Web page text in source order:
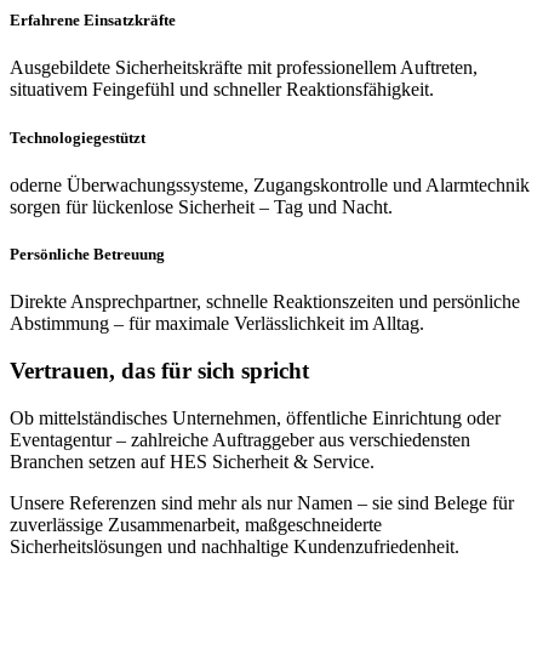
Erfahrene Einsatzkräfte
Ausgebildete Sicherheitskräfte mit professionellem Auftreten,
situativem Feingefühl und schneller Reaktionsfähigkeit.
Technologiegestützt
oderne Überwachungssysteme, Zugangskontrolle und Alarmtechnik
sorgen für lückenlose Sicherheit – Tag und Nacht.
Persönliche Betreuung
Direkte Ansprechpartner, schnelle Reaktionszeiten und persönliche
Abstimmung – für maximale Verlässlichkeit im Alltag.
Vertrauen, das für sich spricht
Ob mittelständisches Unternehmen, öffentliche Einrichtung oder
Eventagentur – zahlreiche Auftraggeber aus verschiedensten
Branchen setzen auf HES Sicherheit & Service.
Unsere Referenzen sind mehr als nur Namen – sie sind Belege für
zuverlässige Zusammenarbeit, maßgeschneiderte
Sicherheitslösungen und nachhaltige Kundenzufriedenheit.